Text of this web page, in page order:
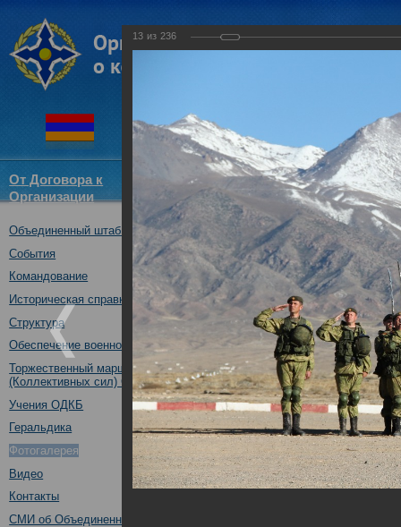
От Договора к
Организации
Структура
ОДКБ
Новости
Объединенный штаб ОДКБ
События
Командование
Историческая справка
Структура
Обеспечение военной безопасности
Торжественный марш Войск
(Коллективных сил) ОДКБ
Учения ОДКБ
Геральдика
Фотогалерея
Видео
Контакты
СМИ об Объединенном штабе
Совместное тактическое
«Рубеж-2016»
04.10.2016
13 из 236